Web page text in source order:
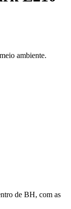
ambiente.
de BH, com as